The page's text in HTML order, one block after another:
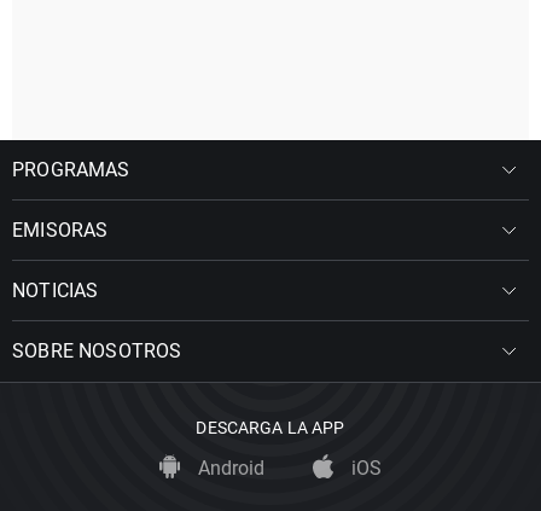
PROGRAMAS
EMISORAS
NOTICIAS
SOBRE NOSOTROS
DESCARGA LA APP
Android iOS